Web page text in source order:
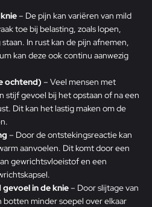
– De pijn kan variëren van mild
toe bij belasting, zoals lopen,
In rust kan de pijn afnemen,
kan deze ook continu aanwezig
ochtend) – Veel mensen met
stijf gevoel bij het opstaan of na een
Dit kan het lastig maken om de
– Door de ontstekingsreactie kan
aanvoelen. Dit komt door een
gewrichtsvloeistof en een
in de knie– Door slijtage van
botten minder soepel over elkaar